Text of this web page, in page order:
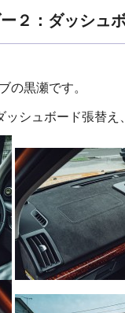
２：ダッシュ
の黒瀬です。
シュボード張替え